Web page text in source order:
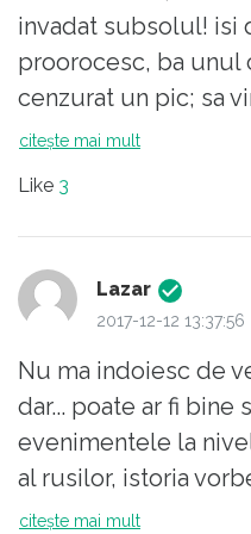
o ureche, Marele
vina a ascensiunii
Exemplul cel mai
de Romania: o tara
logarhico-mafiot,
a urmarit decat
Romania pentru a-si
nesatioasa de bani,
suntbatjocoriti si
catre oligarhia
din anii 90!
invadat subsolul! isi
proorocesc, ba unul
cenzurat un pic; sa
acordeonistul!
citește mai mult
Like 3
Lazar
2017-12-12 13:37:56
Nu ma indoiesc de
dar... poate ar fi bine
evenimentele la
al rusilor, istoria
intentia sa insult pe
citește mai mult